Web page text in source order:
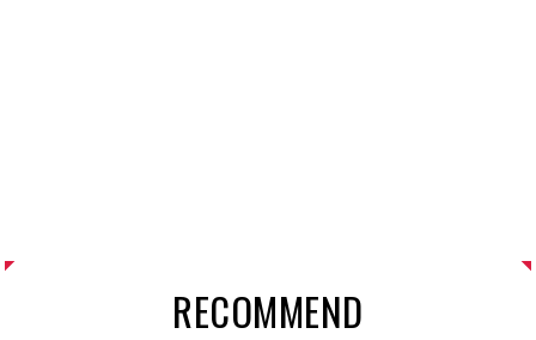
RECOMMEND